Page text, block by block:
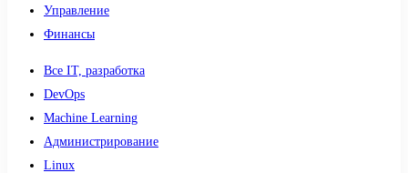
Управление
Финансы
Все IT, разработка
DevOps
Machine Learning
Администрирование
Linux